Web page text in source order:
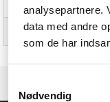
analysepartnere.
data med andre
som de har
Nødvendig
Antal licenser
Understøttede Windows-